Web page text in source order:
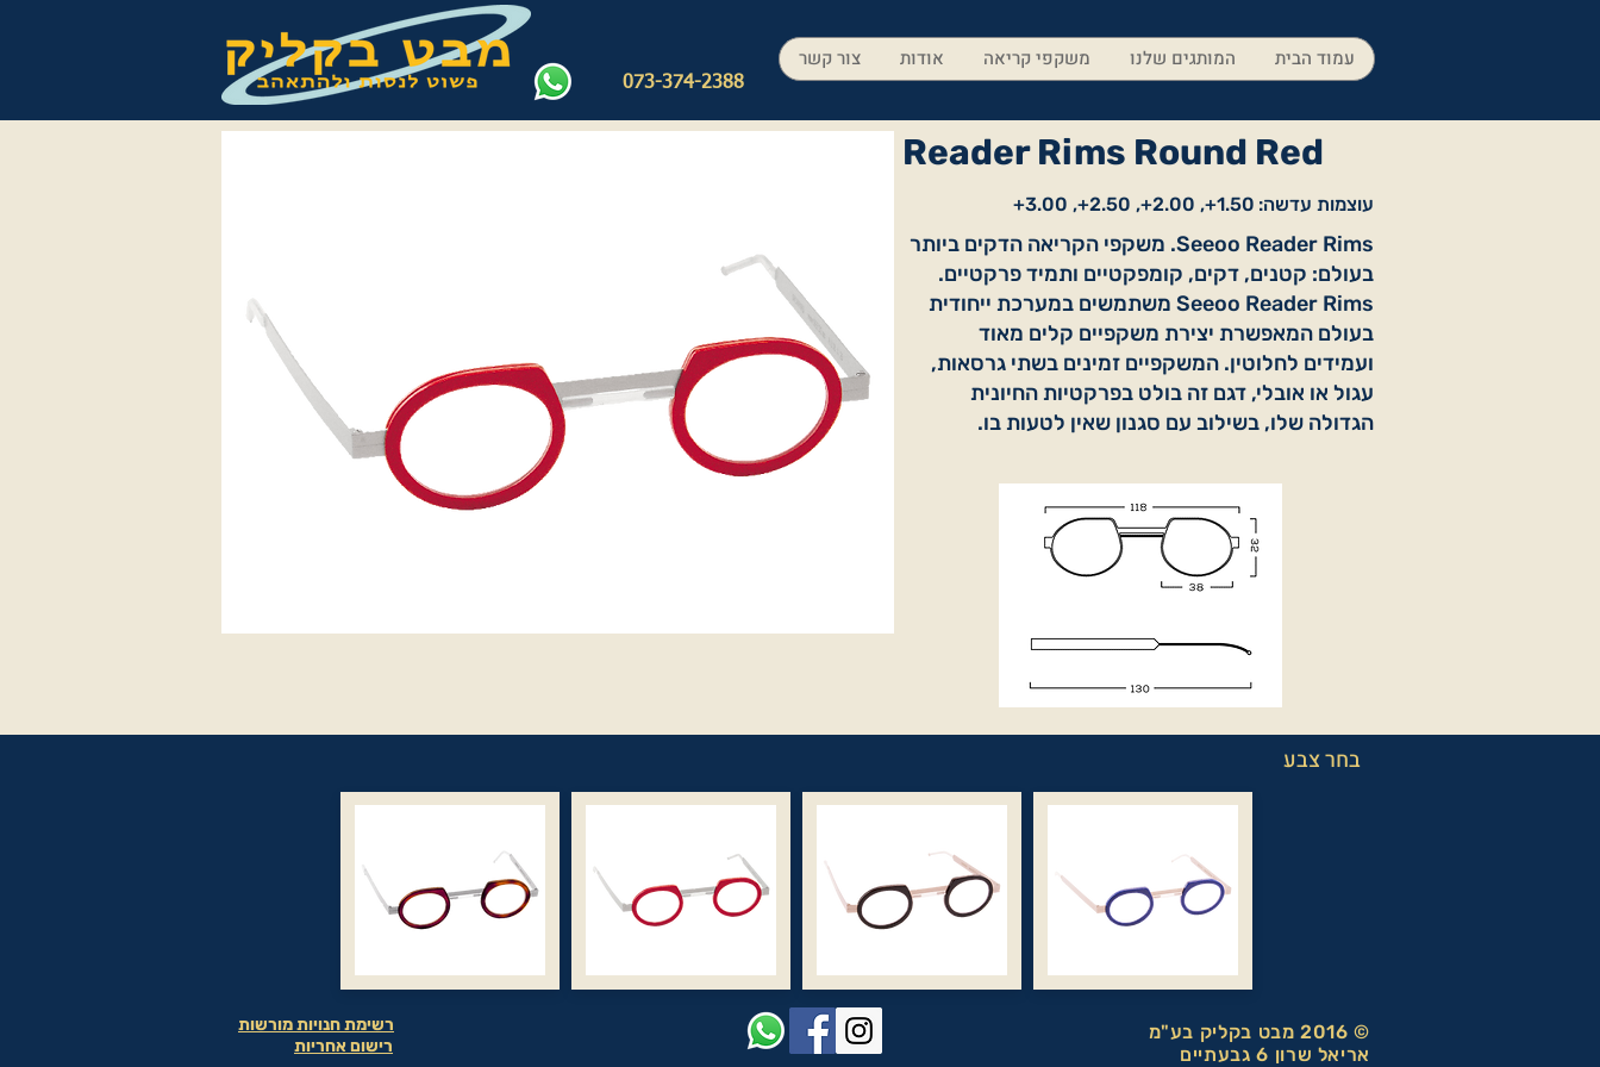
073-374-2388
עמוד הבית המותגים שלנו משקפי קריאה אודות צור קשר
Reader Rims Round Red
1.50+, 2.00+, 2.50+, 3.00+ עוצמות עדשה:
Seeoo Reader Rims. משקפי הקריאה הדקים ביותר
בעולם: קטנים, דקים, קומפקטיים ותמיד פרקטיים.
Seeoo Reader Rims משתמשים במערכת ייחודית
בעולם המאפשרת יצירת משקפיים קלים מאוד
ועמידים לחלוטין. המשקפיים זמינים בשתי גרסאות,
עגול או אובלי, דגם זה בולט בפרקטיות החיונית
הגדולה שלו, בשילוב עם סגנון שאין לטעות בו.
בחר צבע
רשימת חנויות מורשות
רישום אחריות
© 2016 מבט בקליק בע"מ
אריאל שרון 6 גבעתיים